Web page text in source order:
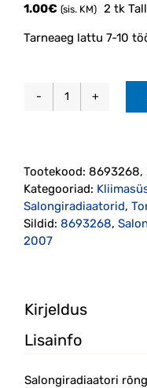
1.00€ (sis. KM) 2 tk
Tarneaeg lattu 7-10
(8693268)
kogus
Tootekood: 8693268,
Kategooriad:
Salongiradiaatorid,
Sildid: 8693268,
2007
Kirjeldus
Lisainfo
Salongiradiaatori